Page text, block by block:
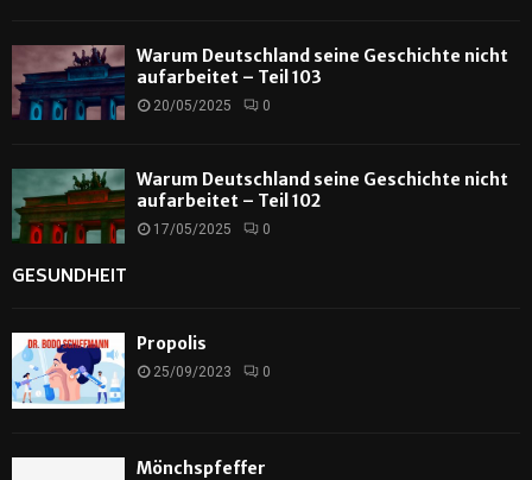
Warum Deutschland seine Geschichte nicht
aufarbeitet – Teil 103
20/05/2025 0
Warum Deutschland seine Geschichte nicht
aufarbeitet – Teil 102
17/05/2025 0
GESUNDHEIT
Propolis
25/09/2023 0
Mönchspfeffer